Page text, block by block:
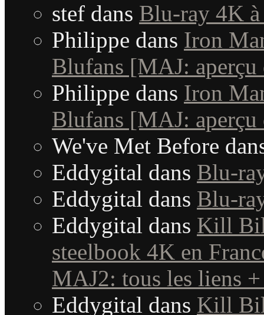
stef dans Blu-ray 4K
Philippe dans Iron
Blufans [MAJ: aperçu
Philippe dans Iron
Blufans [MAJ: aperçu
We've Met Before
Eddygital dans Blu-
Eddygital dans Blu-
Eddygital dans Kill
steelbook 4K en
MAJ2: tous les liens +
Eddygital dans Kill